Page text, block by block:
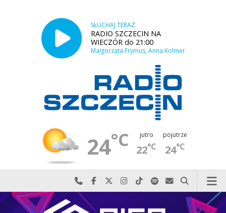
SŁUCHAJ TERAZ
RADIO SZCZECIN NA
WIECZÓR do 21:00
Małgorzata Frymus, Anna Kolmer
24°C jutro
22°C
pojutrze
24°C
Najlepiej po prostu do nas zadzwoń
Odwiedź nas na Facebook-u
Odwiedź nas na X
Odwiedź nas na Instagram-ie
Odwiedź nas na TikTok-u
Szukaj nas na Spotify
Wyślij do nas
Szukaj